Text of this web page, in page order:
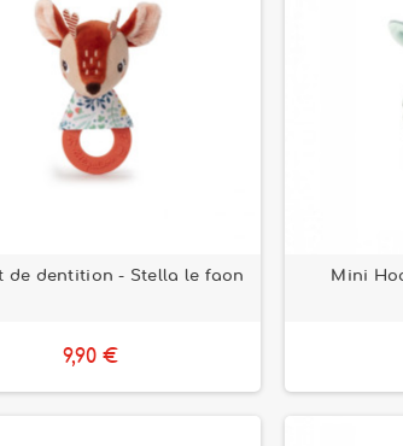
de dentition - Stella le faon
9,90 €
Mini